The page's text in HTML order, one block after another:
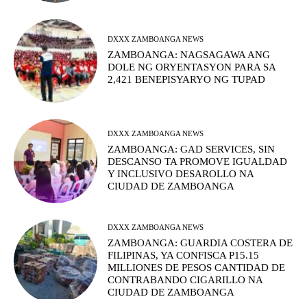
DXXX ZAMBOANGA NEWS
ZAMBOANGA: NAGSAGAWA ANG
DOLE NG ORYENTASYON PARA SA
2,421 BENEPISYARYO NG TUPAD
DXXX ZAMBOANGA NEWS
ZAMBOANGA: GAD SERVICES, SIN
DESCANSO TA PROMOVE IGUALDAD
Y INCLUSIVO DESAROLLO NA
CIUDAD DE ZAMBOANGA
DXXX ZAMBOANGA NEWS
ZAMBOANGA: GUARDIA COSTERA DE
FILIPINAS, YA CONFISCA P15.15
MILLIONES DE PESOS CANTIDAD DE
CONTRABANDO CIGARILLO NA
CIUDAD DE ZAMBOANGA